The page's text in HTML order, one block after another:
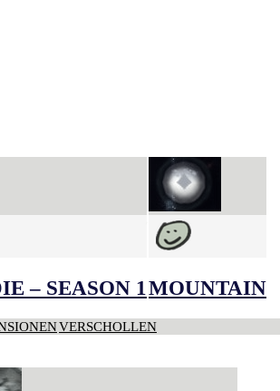
– SEASON 1MOUNTAIN
VERSCHOLLEN